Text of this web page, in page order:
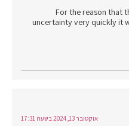
For the reason that
uncertainty very quickly it
אוקטובר 13, 2024 בשעה 17:31